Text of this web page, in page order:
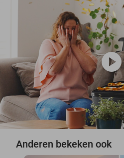
play_circle
Anderen bekeken ook